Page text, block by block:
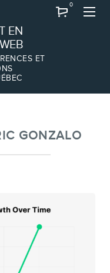
EN
ET
0
GONZALO